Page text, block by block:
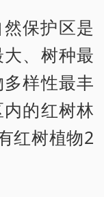
保护区是
、树种最
样性最丰
的红树林
红树植物2